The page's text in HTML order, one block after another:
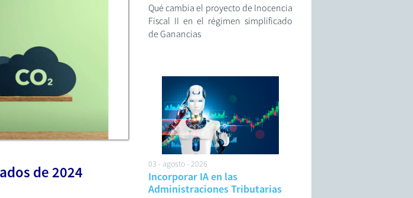
de 2024
Qué cambia el proyecto de Inocencia
Fiscal II en el régimen simplificado
de Ganancias
03 - agosto - 2026
Incorporar IA en las
Administraciones Tributarias